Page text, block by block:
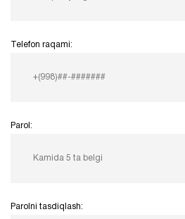
Telefon raqami:
Parol:
Parolni tasdiqlash: